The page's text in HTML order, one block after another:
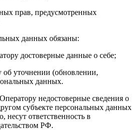
прав, предусмотренных
данных обязаны:
достоверные данные о себе;
уточнении (обновлении,
данных.
недостоверные сведения о
субъекте персональных данных
несут ответственность в
РФ.